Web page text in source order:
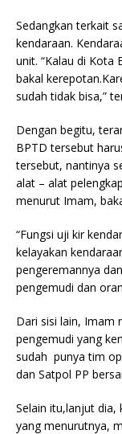
Sedangkan terkait
kendaraan.
unit. “Kalau di Kota
bakal
sudah tidak bisa,”
Dengan begitu,
BPTD tersebut
tersebut, nantinya
alat – alat
menurut Imam,
“Fungsi uji kir
kelayakan
pengeremannya
pengemudi dan
Dari sisi lain, Imam
pengemudi yang
sudah punya tim
dan Satpol PP
Selain itu,lanjut dia,
yang menurutnya,